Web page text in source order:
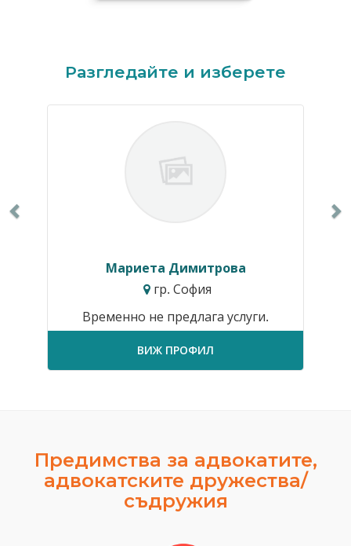
Разгледайте и изберете
Мариета Димитрова
гр. София
Временно не предлага услуги.
ВИЖ ПРОФИЛ
Предимства за адвокатите,
адвокатските дружества/
съдружия